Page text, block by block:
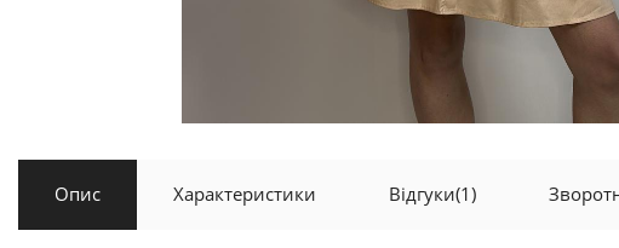
Опис Характеристики Відгуки(1)